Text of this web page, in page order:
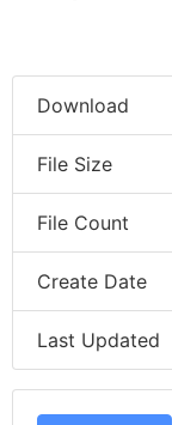
Download
File Size
File Count
Create Date
Last Updated